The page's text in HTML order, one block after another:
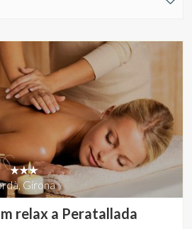
Girona
relax a Peratallada